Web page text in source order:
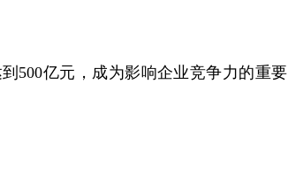
500亿元，成为影响企业竞争力的重要